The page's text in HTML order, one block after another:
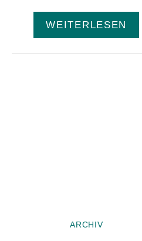
WEITERLESEN
ARCHIV